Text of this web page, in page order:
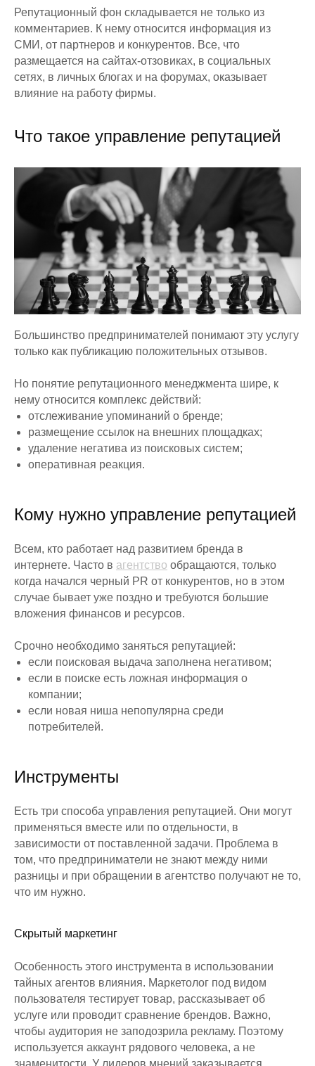
Репутационный фон складывается не только из
комментариев. К нему относится информация из
СМИ, от партнеров и конкурентов. Все, что
размещается на сайтах-отзовиках, в социальных
сетях, в личных блогах и на форумах, оказывает
влияние на работу фирмы.
Что такое управление репутацией
Большинство предпринимателей понимают эту услугу
только как публикацию положительных отзывов.
Но понятие репутационного менеджмента шире, к
нему относится комплекс действий:
отслеживание упоминаний о бренде;
размещение ссылок на внешних площадках;
удаление негатива из поисковых систем;
оперативная реакция.
Кому нужно управление репутацией
Всем, кто работает над развитием бренда в
интернете. Часто в агентство обращаются, только
когда начался черный PR от конкурентов, но в этом
случае бывает уже поздно и требуются большие
вложения финансов и ресурсов.
Срочно необходимо заняться репутацией:
если поисковая выдача заполнена негативом;
если в поиске есть ложная информация о
компании;
если новая ниша непопулярна среди
потребителей.
Инструменты
Есть три способа управления репутацией. Они могут
применяться вместе или по отдельности, в
зависимости от поставленной задачи. Проблема в
том, что предприниматели не знают между ними
разницы и при обращении в агентство получают не то,
что им нужно.
Скрытый маркетинг
Особенность этого инструмента в использовании
тайных агентов влияния. Маркетолог под видом
пользователя тестирует товар, рассказывает об
услуге или проводит сравнение брендов. Важно,
чтобы аудитория не заподозрила рекламу. Поэтому
используется аккаунт рядового человека, а не